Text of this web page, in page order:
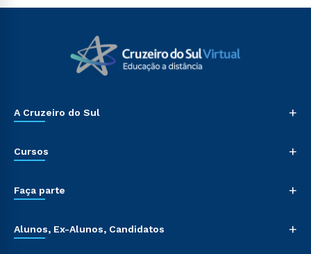
A Cruzeiro do Sul +
Cursos +
Faça parte +
Alunos, Ex-Alunos, Candidatos +